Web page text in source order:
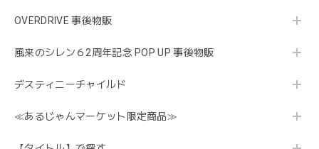
OVERDRIVE 事後物販
風来のシレン６2周年記念 POP UP 事後物販
デスティニーチャイルド
≪あるじゃんマーケット限定商品≫